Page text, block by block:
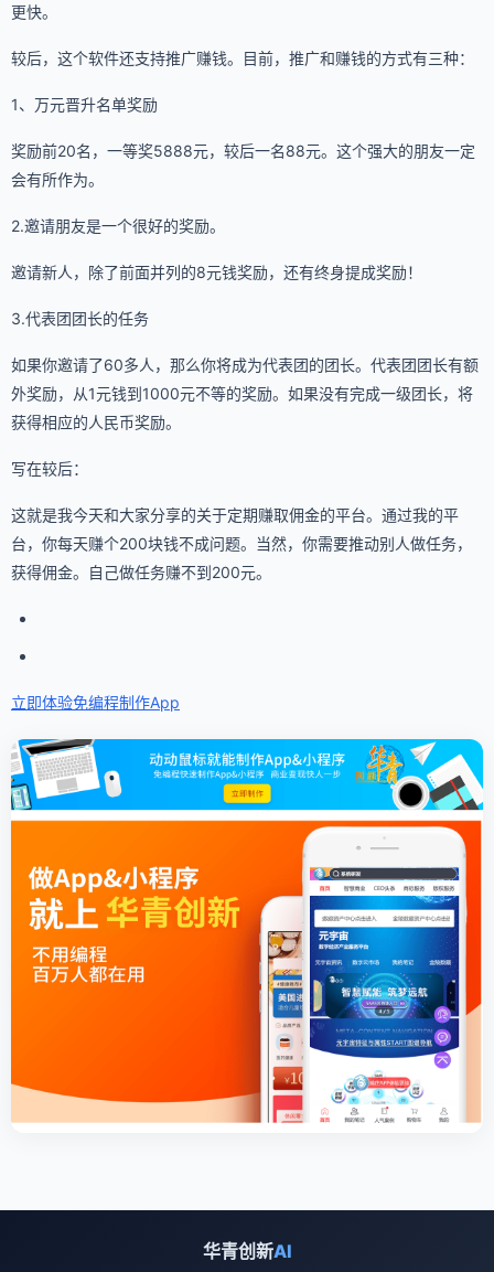
更快。
较后，这个软件还支持推广赚钱。目前，推广和赚钱的方式有三种：
1、万元晋升名单奖励
奖励前20名，一等奖5888元，较后一名88元。这个强大的朋友一定
会有所作为。
2.邀请朋友是一个很好的奖励。
邀请新人，除了前面并列的8元钱奖励，还有终身提成奖励！
3.代表团团长的任务
如果你邀请了60多人，那么你将成为代表团的团长。代表团团长有额
外奖励，从1元钱到1000元不等的奖励。如果没有完成一级团长，将
获得相应的人民币奖励。
写在较后：
这就是我今天和大家分享的关于定期赚取佣金的平台。通过我的平
台，你每天赚个200块钱不成问题。当然，你需要推动别人做任务，
获得佣金。自己做任务赚不到200元。
立即体验免编程制作App
华青创新AI